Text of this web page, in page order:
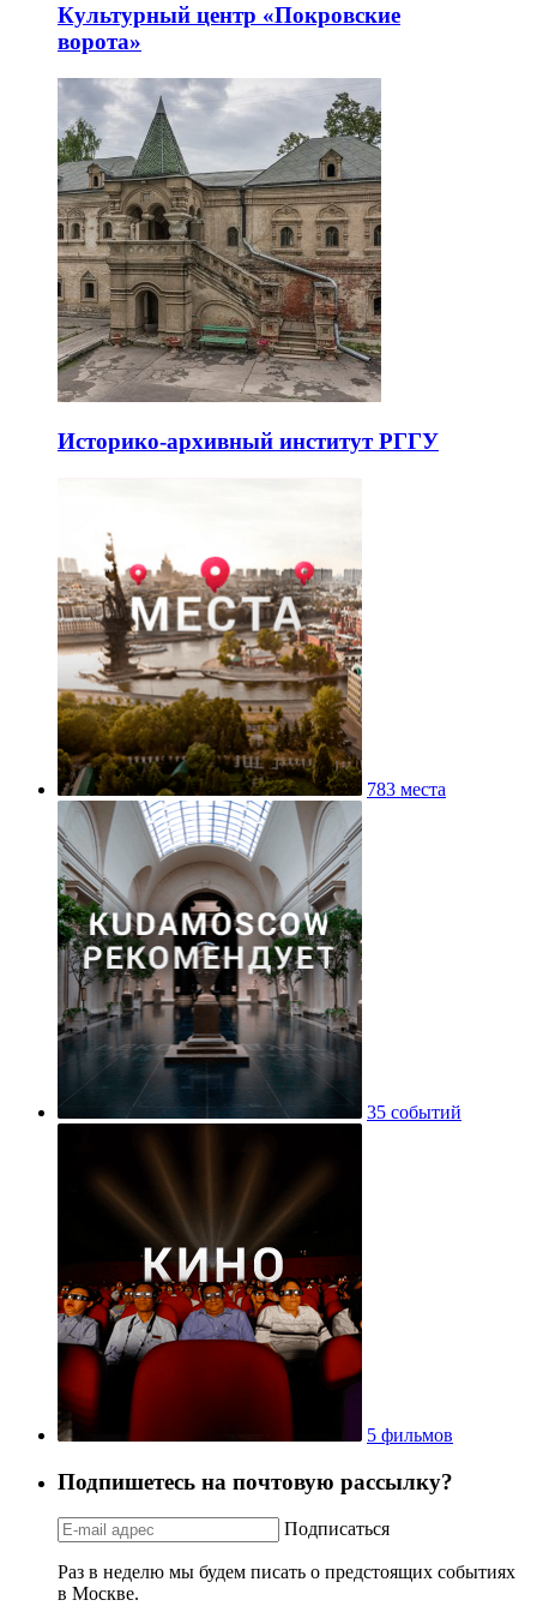
Культурный центр «Покровские
ворота»
Историко-архивный институт РГГУ
783 места
35 событий
5 фильмов
Подпишетесь на почтовую рассылку?
Подписаться
Раз в неделю мы будем писать о предстоящих событиях
в Москве.